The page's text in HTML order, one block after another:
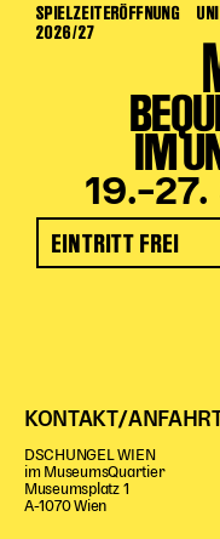
SPIELZEITERÖFFNUNG
2026/27
IM
EINTRITT FREI
KONTAKT/ANFAHRT
DSCHUNGEL WIEN
im MuseumsQuartier
Museumsplatz 1
A-1070 Wien